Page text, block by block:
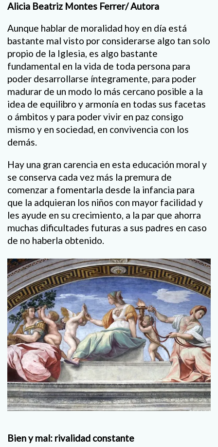
Alicia Beatriz Montes Ferrer/ Autora
Aunque hablar de moralidad hoy en día está
bastante mal visto por considerarse algo tan solo
propio de la Iglesia, es algo bastante
fundamental en la vida de toda persona para
poder desarrollarse íntegramente, para poder
madurar de un modo lo más cercano posible a la
idea de equilibro y armonía en todas sus facetas
o ámbitos y para poder vivir en paz consigo
mismo y en sociedad, en convivencia con los
demás.
Hay una gran carencia en esta educación moral y
se conserva cada vez más la premura de
comenzar a fomentarla desde la infancia para
que la adquieran los niños con mayor facilidad y
les ayude en su crecimiento, a la par que ahorra
muchas dificultades futuras a sus padres en caso
de no haberla obtenido.
Bien y mal: rivalidad constante